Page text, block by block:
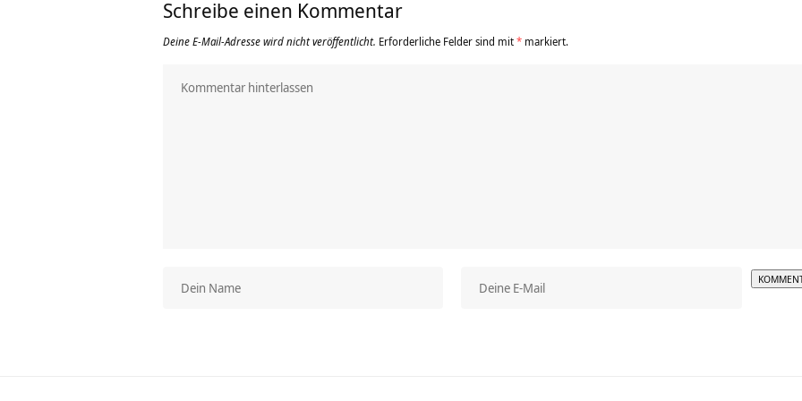
Schreibe einen Kommentar
Deine E-Mail-Adresse wird nicht veröffentlicht. Erforderliche Felder sind mit* markiert.